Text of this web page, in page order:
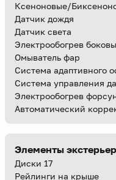
Ксеноновые/
Датчик дождя
Датчик света
Электрообогрев
Омыватель фар
Система адаптивного
Система управления
Электрообогрев
Автоматический
Элементы
Диски 17
Рейлинги на крыше